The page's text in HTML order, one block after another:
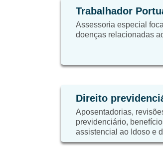
Trabalhador
Assessoria especial
doenças relacionadas
Direito
Aposentadorias,
previdenciário,
assistencial ao Idoso e